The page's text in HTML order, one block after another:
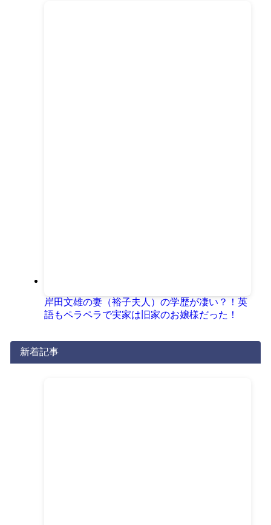
岸田文雄の妻（裕子夫人）の学歴が凄い？！英
語もペラペラで実家は旧家のお嬢様だった！
新着記事